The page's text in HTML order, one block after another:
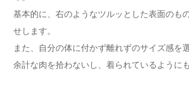
基本的に、右のようなツルッとした表面のも
せします。
また、自分の体に付かず離れずのサイズ感を選
余計な肉を拾わないし、着られているように